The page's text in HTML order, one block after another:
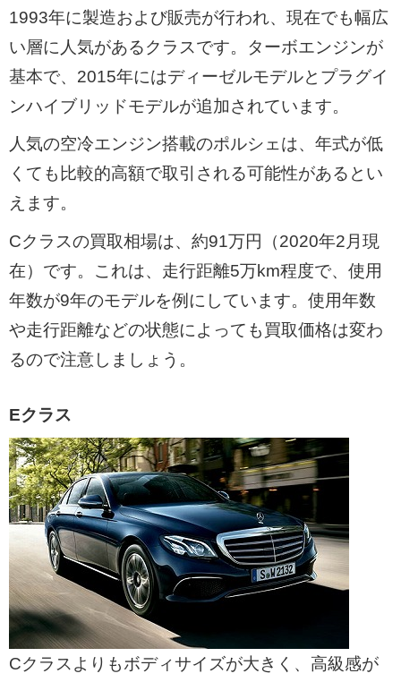
1993年に製造および販売が行われ、現在でも幅広
い層に人気があるクラスです。ターボエンジンが
基本で、2015年にはディーゼルモデルとプラグイ
ンハイブリッドモデルが追加されています。
人気の空冷エンジン搭載のポルシェは、年式が低
くても比較的高額で取引される可能性があるとい
えます。
Cクラスの買取相場は、約91万円（2020年2月現
在）です。これは、走行距離5万km程度で、使用
年数が9年のモデルを例にしています。使用年数
や走行距離などの状態によっても買取価格は変わ
るので注意しましょう。
Eクラス
Cクラスよりもボディサイズが大きく、高級感が